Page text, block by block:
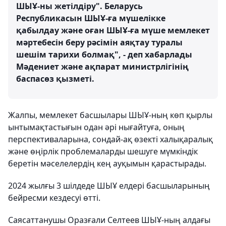
ШЫҰ-ны жетілдіру". Беларусь
Республикасын ШЫҰ-ға мүшелікке
қабылдау және оған ШЫҰ-ға мүше мемлекет
мәртебесін беру рәсімін аяқтау туралы
шешім тарихи болмақ", - деп хабарлады
Мәдениет және ақпарат министрлігінің
баспасөз қызметі.
Жалпы, мемлекет басшылары ШЫҰ-ның көп қырлы
ынтымақтастығын одан әрі нығайтуға, оның
перспективаларына, сондай-ақ өзекті халықаралық
және өңірлік проблемаларды шешуге мүмкіндік
беретін мәселелердің кең ауқымын қарастырады.
2024 жылғы 3 шілдеде ШЫҰ елдері басшыларының
бейресми кездесуі өтті.
Саясаттанушы Оразғали Селтеев ШЫҰ-ның алдағы